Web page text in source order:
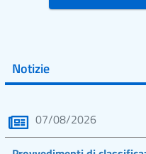
Notizie
07/08/2026